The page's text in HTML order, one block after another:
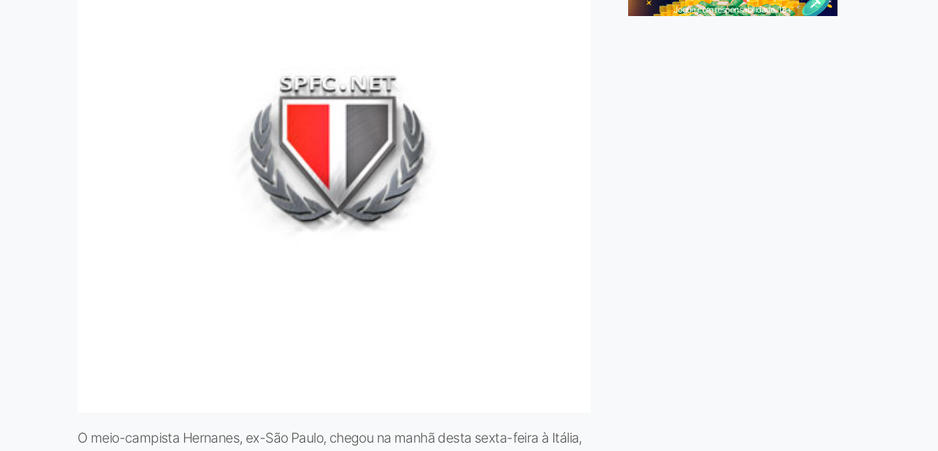
O meio-campista Hernanes, ex-São Paulo, chegou na manhã desta sexta-feira à Itália,
Jogue com responsabilidade. 18+